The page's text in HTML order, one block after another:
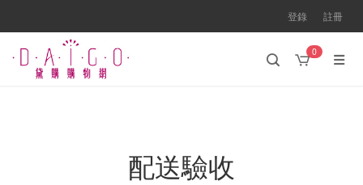
登錄 註冊
0
配送驗收